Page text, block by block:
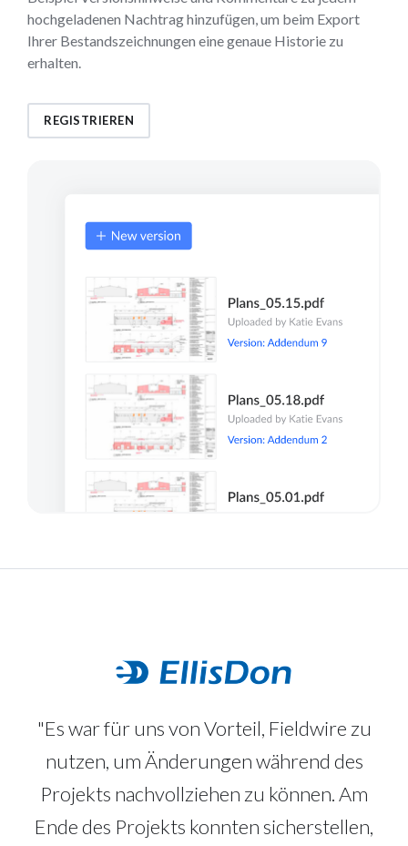
hochgeladenen Nachtrag hinzufügen, um beim Export
Ihrer Bestandszeichnungen eine genaue Historie zu
erhalten.
REGISTRIEREN
"Es war für uns von Vorteil, Fieldwire zu
nutzen, um Änderungen während des
Projekts nachvollziehen zu können. Am
Ende des Projekts konnten sicherstellen,